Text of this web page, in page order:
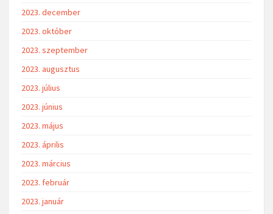
2023. december
2023. október
2023. szeptember
2023. augusztus
2023. július
2023. június
2023. május
2023. április
2023. március
2023. február
2023. január